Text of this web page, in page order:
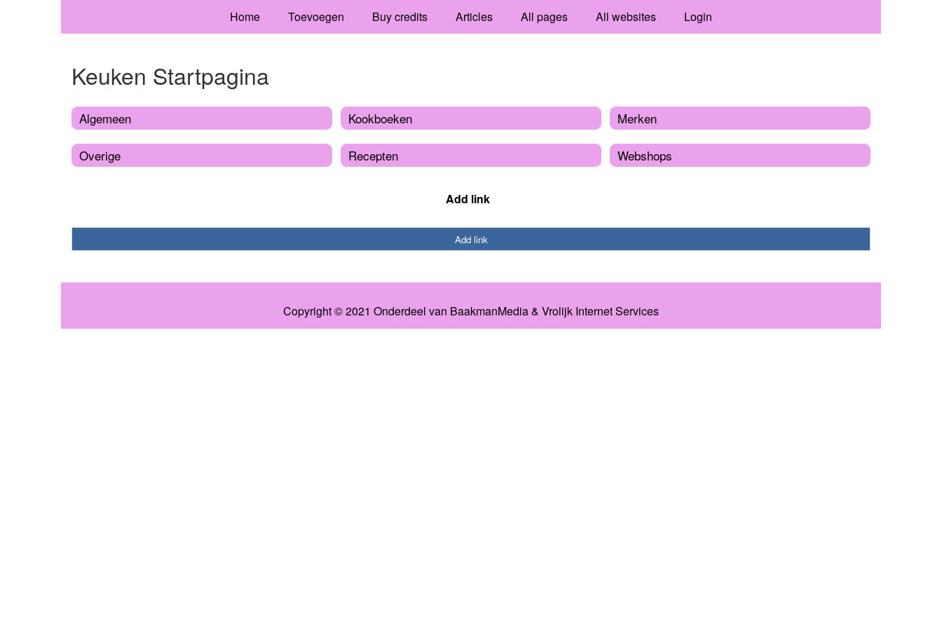
Home Toevoegen Buy credits Articles All pages All websites Login
Keuken Startpagina
Algemeen
Overige
Kookboeken
Recepten
Merken
Webshops
Add link
Add link
Copyright © 2021 Onderdeel van BaakmanMedia& Vrolijk Internet Services